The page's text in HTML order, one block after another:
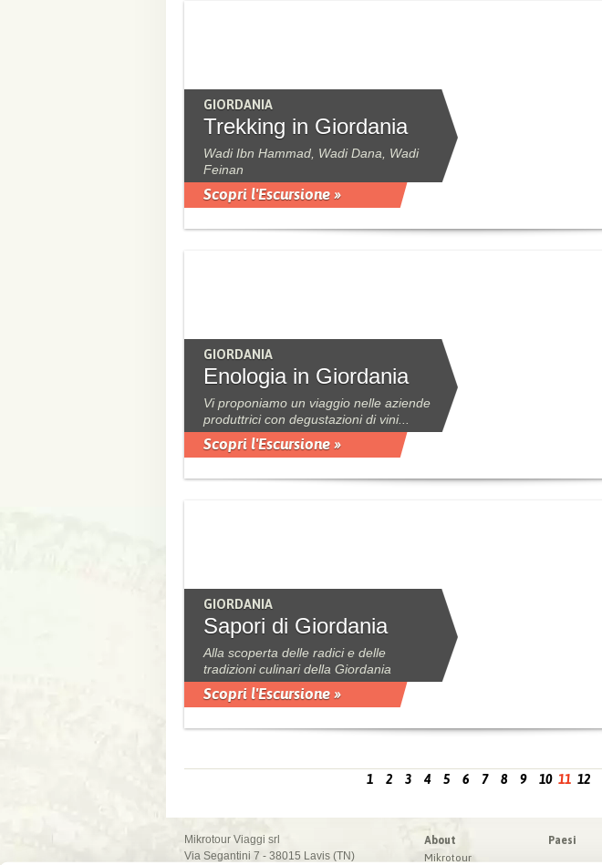
GIORDANIA
Trekking in Giordania
Wadi Ibn Hammad, Wadi Dana, Wadi
Feinan
Scopri l'Escursione »
GIORDANIA
Enologia in Giordania
Vi proponiamo un viaggio nelle aziende
produttrici con degustazioni di vini...
Scopri l'Escursione »
GIORDANIA
Sapori di Giordania
Alla scoperta delle radici e delle
tradizioni culinari della Giordania
Scopri l'Escursione »
1 2 3 4 5 6 7 8 9 10 11 12
Mikrotour Viaggi srl
Via Segantini 7 - 38015 Lavis (TN)
About
Mikrotour
Paesi